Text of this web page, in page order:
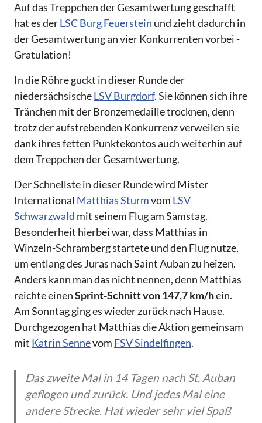
Auf das Treppchen der Gesamtwertung geschafft
hat es derLSC Burg Feuerstein und zieht dadurch in
der Gesamtwertung an vier Konkurrenten vorbei -
Gratulation!
In die Röhre guckt in dieser Runde der
niedersächsischeLSV Burgdorf. Sie können sich ihre
Tränchen mit der Bronzemedaille trocknen, denn
trotz der aufstrebenden Konkurrenz verweilen sie
dank ihres fetten Punktekontos auch weiterhin auf
dem Treppchen der Gesamtwertung.
Der Schnellste in dieser Runde wird Mister
International Matthias Sturmvom LSV
Schwarzwald mit seinem Flug am Samstag.
Besonderheit hierbei war, dass Matthias in
Winzeln-Schramberg startete und den Flug nutze,
um entlang des Juras nach Saint Auban zu heizen.
Anders kann man das nicht nennen, denn Matthias
reichte einenSprint-Schnitt von 147,7 km/hein.
Am Sonntag ging es wieder zurück nach Hause.
Durchgezogen hat Matthias die Aktion gemeinsam
mit Katrin Sennevom FSV Sindelfingen.
Das zweite Mal in 14 Tagen nach St. Auban
geflogen und zurück. Und jedes Mal eine
andere Strecke. Hat wieder sehr viel Spaß